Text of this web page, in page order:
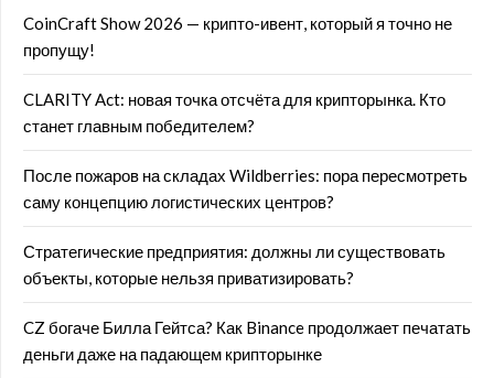
CoinCraft Show 2026 — крипто-ивент, который я точно не
пропущу!
CLARITY Act: новая точка отсчёта для крипторынка. Кто
станет главным победителем?
После пожаров на складах Wildberries: пора пересмотреть
саму концепцию логистических центров?
Стратегические предприятия: должны ли существовать
объекты, которые нельзя приватизировать?
CZ богаче Билла Гейтса? Как Binance продолжает печатать
деньги даже на падающем крипторынке